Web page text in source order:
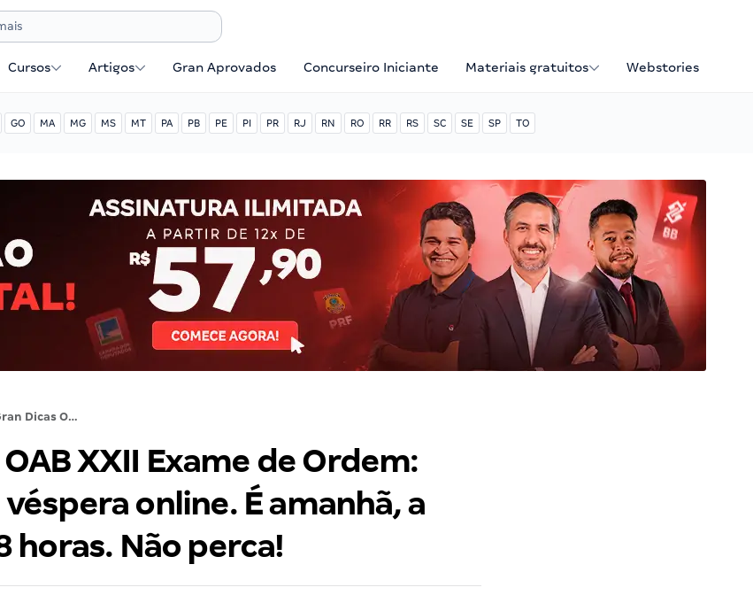
Cursos Artigos Gran Aprovados Concurseiro Iniciante Materiais gratuitos Webstories
GO MA MG MS MT PA PB PE PI PR RJ RN RO RR RS SC SE SP TO
Gran Dicas OAB XXII Exame de Ordem: Revisão de véspera online. É amanhã, a partir das 8 horas. Não perca!
XXII Exame de Ordem:
online. É amanhã, a
horas. Não perca!